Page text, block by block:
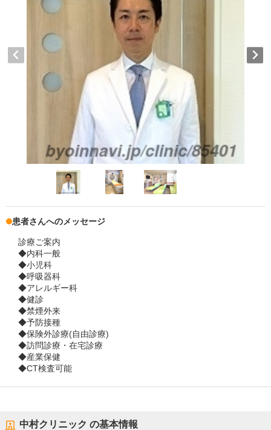
患者さんへのメッセージ
診療ご案内
◆内科一般
◆小児科
◆呼吸器科
◆アレルギー科
◆健診
◆禁煙外来
◆予防接種
◆保険外診療(自由診療)
◆訪問診療・在宅診療
◆産業保健
◆CT検査可能
中村クリニック の基本情報